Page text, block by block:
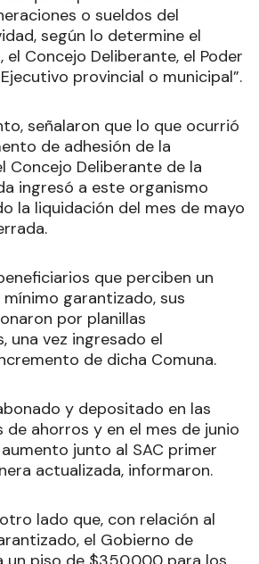
o sueldos del
según lo determine el
el Concejo Deliberante, el Poder
provincial o municipal”.
señalaron que lo que ocurrió
de adhesión de la
Concejo Deliberante de la
ingresó a este organismo
la liquidación del mes de mayo
que perciben un
garantizado, sus
por planillas
una vez ingresado el
de dicha Comuna.
y depositado en las
de ahorros y en el mes de junio
junto al SAC primer
actualizada, informaron.
lado que, con relación al
el Gobierno de